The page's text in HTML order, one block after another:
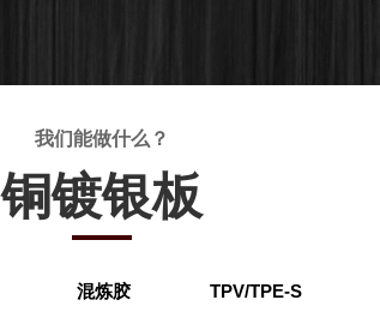
我们能做什么？
铜镀银板
混炼胶 TPV/TPE-S